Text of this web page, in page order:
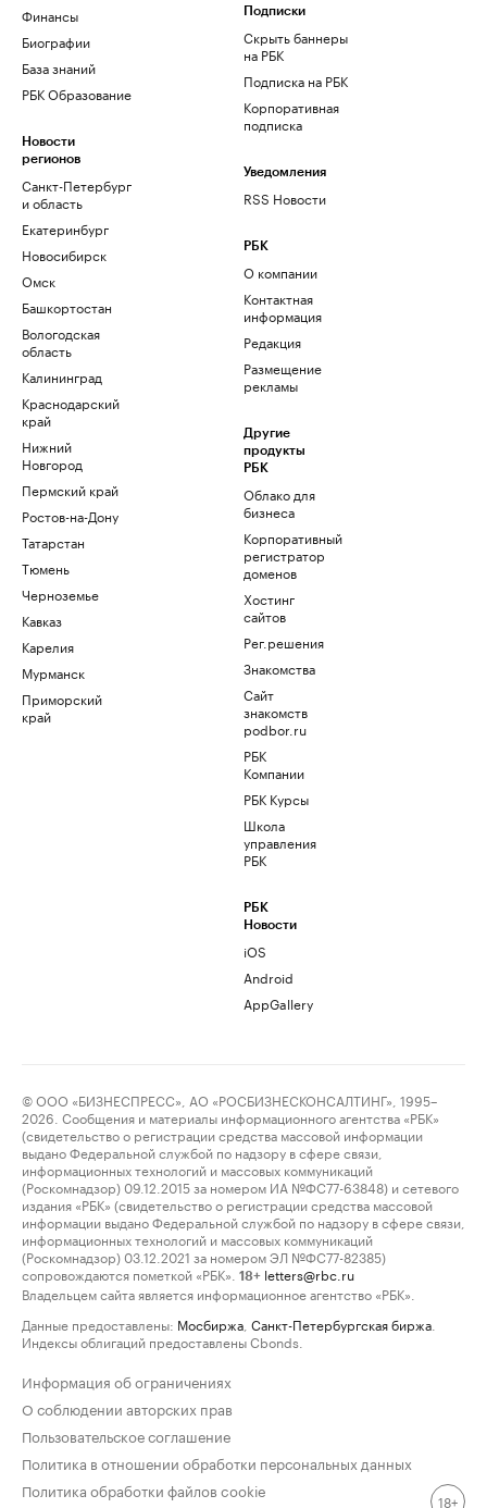
Финансы
Биографии
База знаний
РБК Образование
Новости
регионов
Санкт-Петербург
и область
Екатеринбург
Новосибирск
Омск
Башкортостан
Вологодская
область
Калининград
Краснодарский
край
Нижний
Новгород
Пермский край
Ростов-на-Дону
Татарстан
Тюмень
Черноземье
Кавказ
Карелия
Мурманск
Приморский
край
Подписки
Скрыть баннеры
на РБК
Подписка на РБК
Корпоративная
подписка
Уведомления
RSS Новости
РБК
О компании
Контактная
информация
Редакция
Размещение
рекламы
Другие
продукты
РБК
Облако для
бизнеса
Корпоративный
регистратор
доменов
Хостинг
сайтов
Рег.решения
Знакомства
Сайт
знакомств
podbor.ru
РБК
Компании
РБК Курсы
Школа
управления
РБК
РБК
Новости
iOS
Android
AppGallery
© ООО «БИЗНЕСПРЕСС», АО «РОСБИЗНЕСКОНСАЛТИНГ», 1995–
2026. Сообщения и материалы информационного агентства «РБК»
(свидетельство о регистрации средства массовой информации
выдано Федеральной службой по надзору в сфере связи,
информационных технологий и массовых коммуникаций
(Роскомнадзор) 09.12.2015 за номером ИА №ФС77-63848) и сетевого
издания «РБК» (свидетельство о регистрации средства массовой
информации выдано Федеральной службой по надзору в сфере связи,
информационных технологий и массовых коммуникаций
(Роскомнадзор) 03.12.2021 за номером ЭЛ №ФС77-82385)
сопровождаются пометкой «РБК».
18+ letters@rbc.ru
Владельцем сайта является информационное агентство «РБК».
Данные предоставлены: Мосбиржа Санкт-Петербургская биржа
Индексы облигаций предоставлены Cbonds.
Информация об ограничениях
О соблюдении авторских прав
Пользовательское соглашение
Политика в отношении обработки персональных данных
Политика обработки файлов cookie
18+